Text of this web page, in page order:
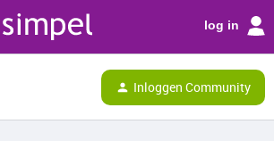
log in
Inloggen Community